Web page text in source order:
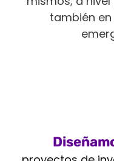
también